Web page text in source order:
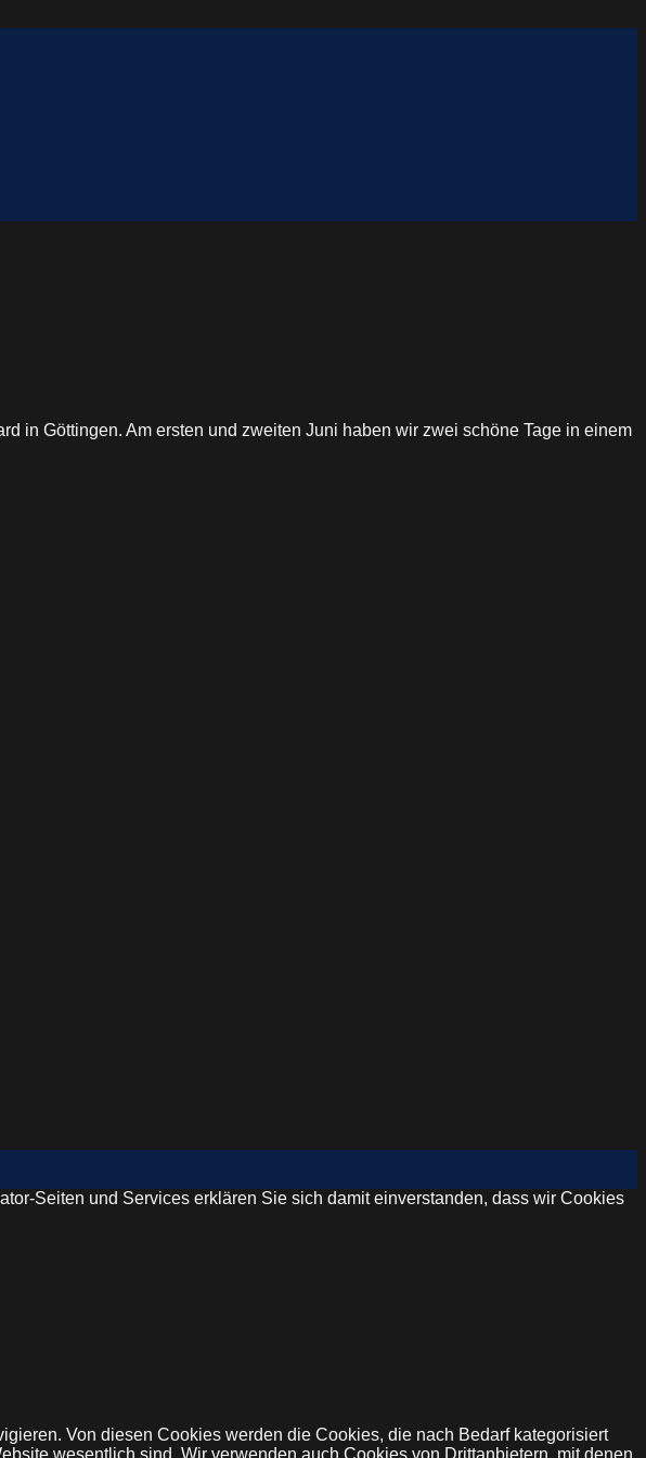
in Göttingen. Am ersten und zweiten Juni haben wir zwei schöne Tage in einem
Seiten und Services erklären Sie sich damit einverstanden, dass wir Cookies
Von diesen Cookies werden die Cookies, die nach Bedarf kategorisiert
wesentlich sind. Wir verwenden auch Cookies von Drittanbietern, mit denen